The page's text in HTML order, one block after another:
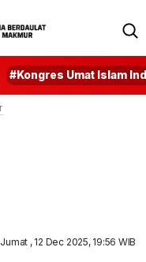
#Kongres Umat Islam
Jumat , 12 Dec 2025, 19:56 WIB